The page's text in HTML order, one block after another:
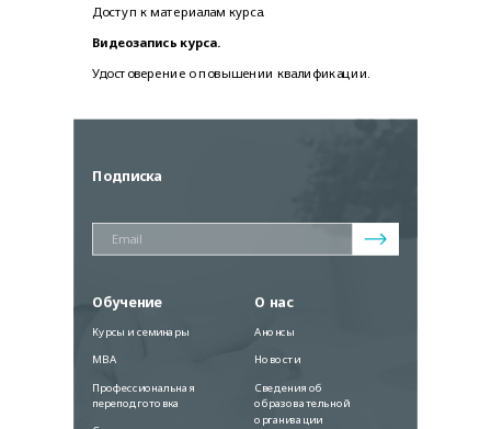
Доступ к материалам курса.
Видеозапись курса.
Удостоверение о повышении квалификации.
Подписка
Обучение
Курсы и семинары
MBA
Профессиональная
переподготовка
О нас
Анонсы
Новости
Сведения об
образовательной
организации